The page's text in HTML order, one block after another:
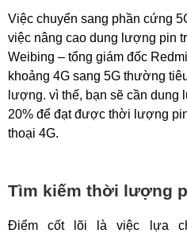
Việc chuyển sang phần cứng
việc nâng cao dung lượng pin
Weibing – tổng giám đốc
khoảng 4G sang 5G thường
lượng. vì thế, bạn sẽ cần
20% ​​để đạt được thời lượng
thoại 4G.
Tìm kiếm thời lượng
Điểm cốt lõi là việc lựa